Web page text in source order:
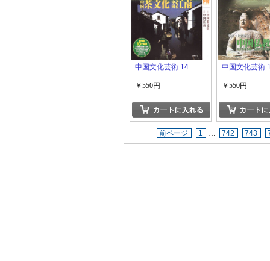
中国文化芸術 14
￥550円
中国文化芸術
￥550円
前ページ 1 … 742 743